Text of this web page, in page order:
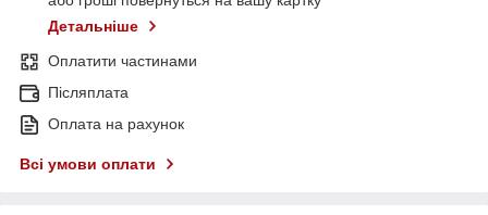
Детальніше
Оплатити частинами
Післяплата
Оплата на рахунок
Всі умови оплати